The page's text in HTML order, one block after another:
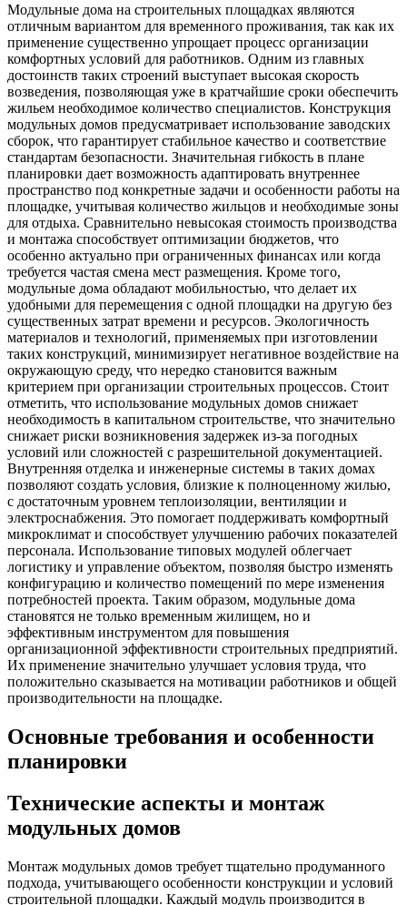
Модульные дома на строительных площадках являются
отличным вариантом для временного проживания, так как их
применение существенно упрощает процесс организации
комфортных условий для работников. Одним из главных
достоинств таких строений выступает высокая скорость
возведения, позволяющая уже в кратчайшие сроки обеспечить
жильем необходимое количество специалистов. Конструкция
модульных домов предусматривает использование заводских
сборок, что гарантирует стабильное качество и соответствие
стандартам безопасности. Значительная гибкость в плане
планировки дает возможность адаптировать внутреннее
пространство под конкретные задачи и особенности работы на
площадке, учитывая количество жильцов и необходимые зоны
для отдыха. Сравнительно невысокая стоимость производства
и монтажа способствует оптимизации бюджетов, что
особенно актуально при ограниченных финансах или когда
требуется частая смена мест размещения. Кроме того,
модульные дома обладают мобильностью, что делает их
удобными для перемещения с одной площадки на другую без
существенных затрат времени и ресурсов. Экологичность
материалов и технологий, применяемых при изготовлении
таких конструкций, минимизирует негативное воздействие на
окружающую среду, что нередко становится важным
критерием при организации строительных процессов. Стоит
отметить, что использование модульных домов снижает
необходимость в капитальном строительстве, что значительно
снижает риски возникновения задержек из-за погодных
условий или сложностей с разрешительной документацией.
Внутренняя отделка и инженерные системы в таких домах
позволяют создать условия, близкие к полноценному жилью,
с достаточным уровнем теплоизоляции, вентиляции и
электроснабжения. Это помогает поддерживать комфортный
микроклимат и способствует улучшению рабочих показателей
персонала. Использование типовых модулей облегчает
логистику и управление объектом, позволяя быстро изменять
конфигурацию и количество помещений по мере изменения
потребностей проекта. Таким образом, модульные дома
становятся не только временным жилищем, но и
эффективным инструментом для повышения
организационной эффективности строительных предприятий.
Их применение значительно улучшает условия труда, что
положительно сказывается на мотивации работников и общей
производительности на площадке.
Основные требования и особенности
планировки
Технические аспекты и монтаж
модульных домов
Монтаж модульных домов требует тщательно продуманного
подхода, учитывающего особенности конструкции и условий
строительной площадки. Каждый модуль производится в